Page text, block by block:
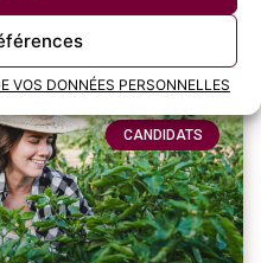
VOS DONNÉES PERSONNELLES
CANDIDATS